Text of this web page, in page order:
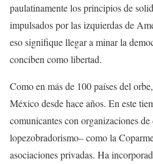
paulatinamente los principios de
impulsados por las izquierdas de
eso signifique llegar a minar la
conciben como libertad.
Como en más de 100 países del
México desde hace años. En este
comunicantes con organizaciones
lopezobradorismo– como la
asociaciones privadas. Ha